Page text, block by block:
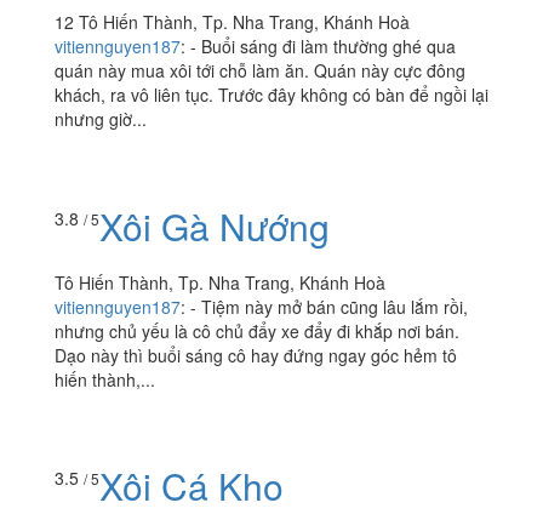
12 Tô Hiến Thành, Tp. Nha Trang, Khánh Hoà
vitiennguyen187: - Buổi sáng đi làm thường ghé qua
quán này mua xôi tới chỗ làm ăn. Quán này cực đông
khách, ra vô liên tục. Trước đây không có bàn để ngồi lại
nhưng giờ...
3.8 / 5Xôi Gà Nướng
Tô Hiến Thành, Tp. Nha Trang, Khánh Hoà
vitiennguyen187: - Tiệm này mở bán cũng lâu lắm rồi,
nhưng chủ yếu là cô chủ đẩy xe đẩy đi khắp nơi bán.
Dạo này thì buổi sáng cô hay đứng ngay góc hẻm tô
hiến thành,...
3.5 / 5Xôi Cá Kho